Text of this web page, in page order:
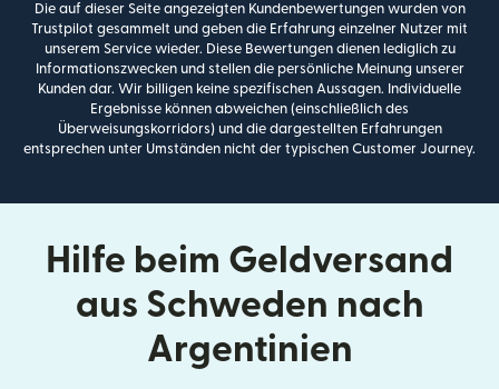
Die auf dieser Seite angezeigten Kundenbewertungen wurden von
Trustpilot gesammelt und geben die Erfahrung einzelner Nutzer mit
unserem Service wieder. Diese Bewertungen dienen lediglich zu
Informationszwecken und stellen die persönliche Meinung unserer
Kunden dar. Wir billigen keine spezifischen Aussagen. Individuelle
Ergebnisse können abweichen (einschließlich des
Überweisungskorridors) und die dargestellten Erfahrungen
entsprechen unter Umständen nicht der typischen Customer Journey.
Hilfe beim Geldversand
aus Schweden nach
Argentinien